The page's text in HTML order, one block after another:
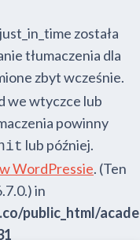
została
tłumaczenia dla
zbyt wcześnie.
we wtyczce lub
powinny
lub później.
WordPressie. (Ten
in
public_html/